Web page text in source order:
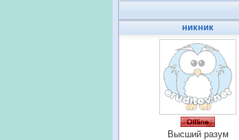
никник
Высший разум